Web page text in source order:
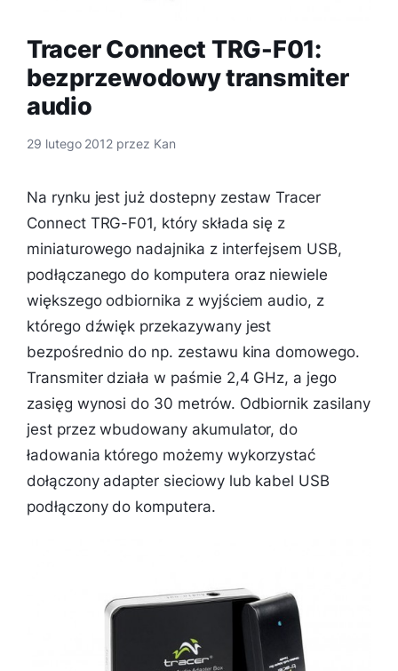
Tracer Connect TRG-F01:
bezprzewodowy transmiter
audio
29 lutego 2012 przez Kan
Na rynku jest już dostepny zestaw Tracer
Connect TRG-F01, który składa się z
miniaturowego nadajnika z interfejsem USB,
podłączanego do komputera oraz niewiele
większego odbiornika z wyjściem audio, z
którego dźwięk przekazywany jest
bezpośrednio do np. zestawu kina domowego.
Transmiter działa w paśmie 2,4 GHz, a jego
zasięg wynosi do 30 metrów. Odbiornik zasilany
jest przez wbudowany akumulator, do
ładowania którego możemy wykorzystać
dołączony adapter sieciowy lub kabel USB
podłączony do komputera.